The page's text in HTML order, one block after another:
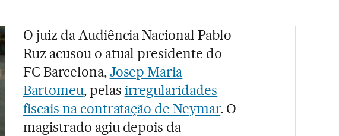
O juiz da Audiência Nacional Pablo
Ruz acusou o atual presidente do
FC Barcelona,Josep Maria
Bartomeu, pelas irregularidades
fiscais na contratação de Neymar. O
magistrado agiu depois da